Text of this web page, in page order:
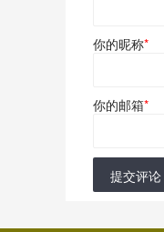
你的昵称*
你的邮箱*
提交评论